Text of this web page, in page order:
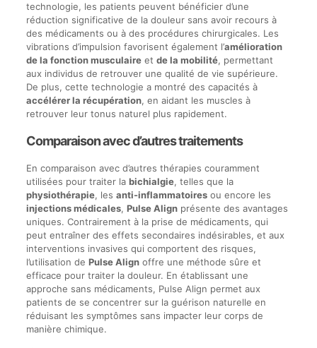
technologie, les patients peuvent bénéficier d’une
réduction significative de la douleur sans avoir recours à
des médicaments ou à des procédures chirurgicales. Les
vibrations d’impulsion favorisent également l’amélioration
de la fonction musculaireet de la mobilité, permettant
aux individus de retrouver une qualité de vie supérieure.
De plus, cette technologie a montré des capacités à
accélérer la récupération, en aidant les muscles à
retrouver leur tonus naturel plus rapidement.
Comparaison avec d’autres traitements
En comparaison avec d’autres thérapies couramment
utilisées pour traiter la bichialgie, telles que la
physiothérapie, les anti-inflammatoiresou encore les
injections médicales, Pulse Alignprésente des avantages
uniques. Contrairement à la prise de médicaments, qui
peut entraîner des effets secondaires indésirables, et aux
interventions invasives qui comportent des risques,
l’utilisation de Pulse Alignoffre une méthode sûre et
efficace pour traiter la douleur. En établissant une
approche sans médicaments, Pulse Align permet aux
patients de se concentrer sur la guérison naturelle en
réduisant les symptômes sans impacter leur corps de
manière chimique.